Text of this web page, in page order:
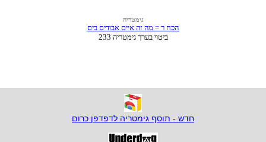
חדש - תוסף גימטריה לדפדפן כרום